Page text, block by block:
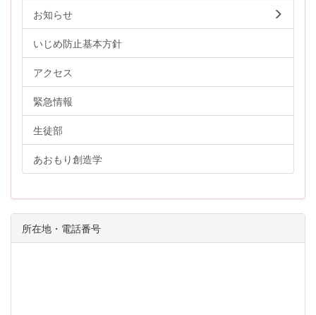
お知らせ
いじめ防止基本方針
アクセス
緊急情報
生徒部
あおもり創造学
所在地・電話番号